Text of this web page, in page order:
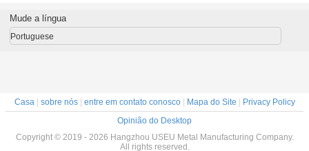
instalação no
Mude a língua
Portuguese
Casa| sobre nós| entre em contato conosco| Mapa do Site | Privacy Policy
Opinião do Desktop
Copyright © 2019 - 2026 Hangzhou USEU Metal Manufacturing Company.
All rights reserved.